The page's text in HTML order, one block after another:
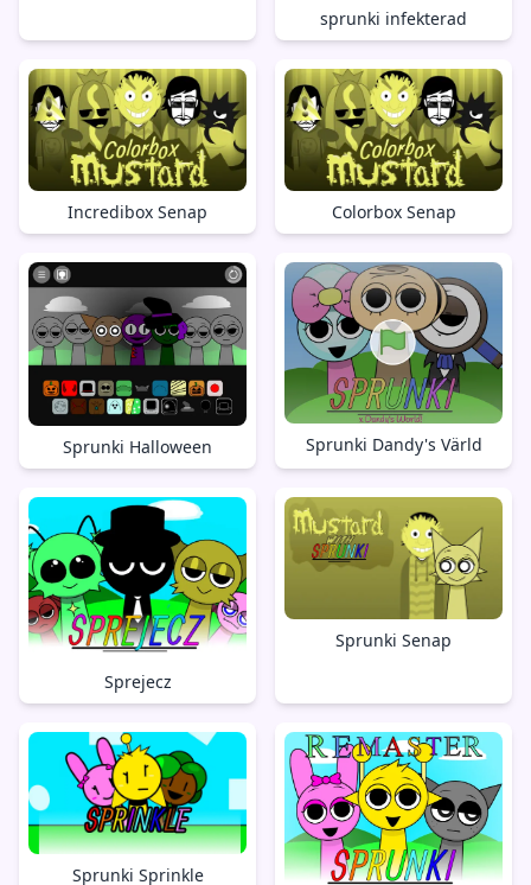
sprunki infekterad
Incredibox Senap Colorbox Senap
Sprunki Halloween Sprunki Dandy's Värld
Sprejecz
Sprunki Senap
Sprunki Sprinkle